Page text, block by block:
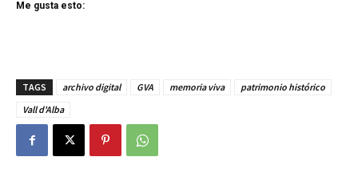
Me gusta esto:
TAGS archivo digital GVA memoria viva
patrimonio histórico
Vall d'Alba